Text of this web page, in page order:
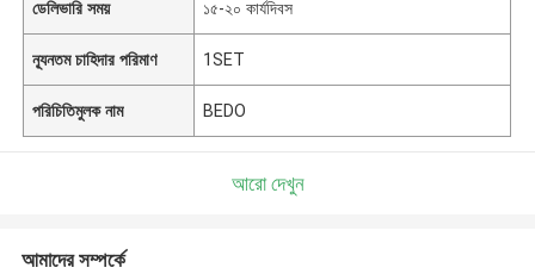
ডেলিভারি সময় ১৫-২০ কার্যদিবস
ন্যূনতম চাহিদার পরিমাণ 1SET
পরিচিতিমুলক নাম BEDO
আরো দেখুন
আমাদের সম্পর্কে